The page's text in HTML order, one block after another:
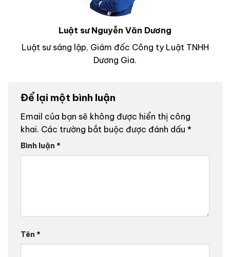
Luật sư Nguyễn Văn Dương
Luật sư sáng lập, Giám đốc Công ty Luật TNHH
Dương Gia.
Để lại một bình luận
Email của bạn sẽ không được hiển thị công
khai. Các trường bắt buộc được đánh dấu *
Bình luận *
Tên *